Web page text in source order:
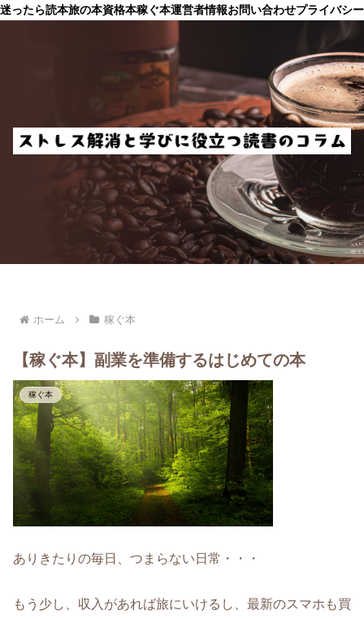
迷ったら読本旅の本資格本稼ぐ本運営者情報お問い合わせプライバシ
ホーム 稼ぐ本
【稼ぐ本】副業を準備するはじめての本
稼ぐ本
ありきたりの毎日、つまらない日常・・・
もう少し、収入があれば旅にいけるし、最新のスマホも買